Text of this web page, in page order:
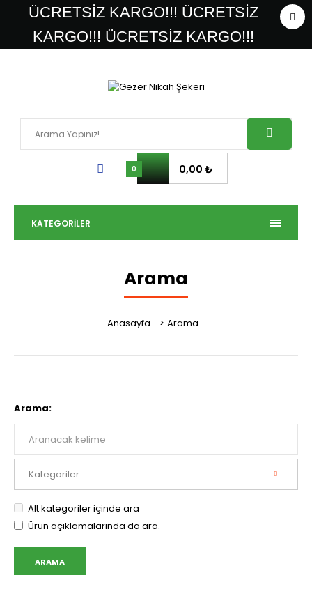
ÜCRETSİZ KARGO!!! ÜCRETSİZ
KARGO!!! ÜCRETSİZ KARGO!!!
0 0,00 ₺
KATEGORILER
Arama
Anasayfa Arama
Arama:
Alt kategoriler içinde ara
Ürün açıklamalarında da ara.